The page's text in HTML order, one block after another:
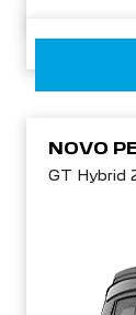
NOVO
GT Hybrid